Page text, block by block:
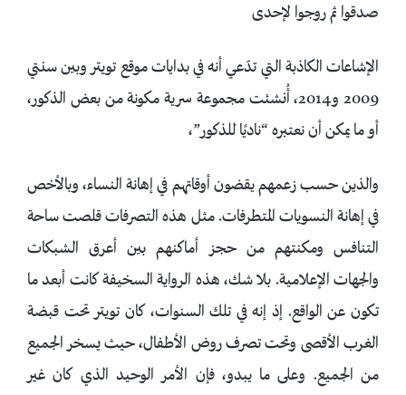
صدقوا ثم روجوا لإحدى
الإشاعات الكاذبة التي تدّعي أنه في بدايات موقع تويتر وبين سنتي
2009 و2014، أُنشئت مجموعة سرية مكونة من بعض الذكور،
أو ما يمكن أن نعتبره “ناديًا للذكور”،
والذين حسب زعمهم يقضون أوقاتهم في إهانة النساء، وبالأخص
في إهانة النسويات المتطرفات. مثل هذه التصرفات قلصت ساحة
التنافس ومكنتهم من حجز أماكنهم بين أعرق الشبكات
والجهات الإعلامية. بلا شك، هذه الرواية السخيفة كانت أبعد ما
تكون عن الواقع. إذ إنه في تلك السنوات، كان تويتر تحت قبضة
الغرب الأقصى وتحت تصرف روض الأطفال، حيث يسخر الجميع
من الجميع. وعلى ما يبدو، فإن الأمر الوحيد الذي كان غير